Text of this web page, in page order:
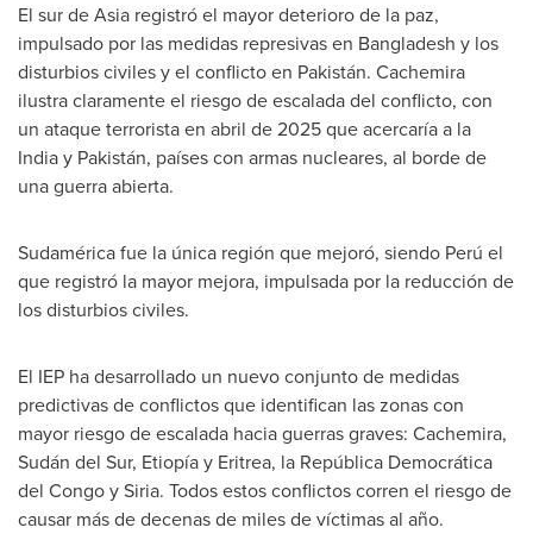
El sur deAsia registró el mayor deterioro de la paz,
impulsado por las medidas represivas en Bangladesh y los
disturbios civiles y el conflicto en Pakistán. Cachemira
ilustra claramente el riesgo de escalada del conflicto, con
un ataque terrorista en abril de 2025 que acercaría a la
Indiay Pakistán, países con armas nucleares, al borde de
una guerra abierta.
Sudamérica fue la única región que mejoró, siendo Perú el
que registró la mayor mejora, impulsada por la reducción de
los disturbios civiles.
El IEP ha desarrollado un nuevo conjunto de medidas
predictivas de conflictos que identifican las zonas con
mayor riesgo de escalada hacia guerras graves: Cachemira,
Sudán del Sur, Etiopía y Eritrea, la República Democrática
del Congoy Siria. Todos estos conflictos corren el riesgo de
causar más de decenas de miles de víctimas al año.